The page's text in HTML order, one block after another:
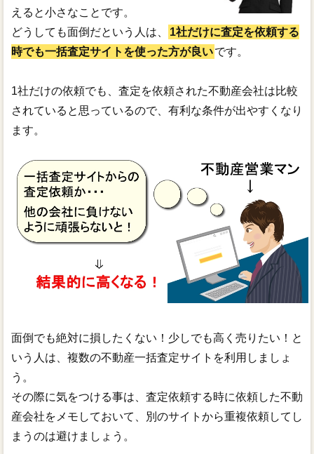
えると小さなことです。
どうしても面倒だという人は、
1社だけに査定を依頼する
時でも一括査定サイトを使った方が良いです。
1社だけの依頼でも、査定を依頼された不動産会社は比較
されていると思っているので、有利な条件が出やすくなり
ます。
面倒でも絶対に損したくない！少しでも高く売りたい！と
いう人は、複数の不動産一括査定サイトを利用しましょ
う。
その際に気をつける事は、査定依頼する時に依頼した不動
産会社をメモしておいて、別のサイトから重複依頼してし
まうのは避けましょう。